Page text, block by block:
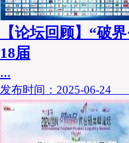
【论坛回顾】“破
18届
...
发布时间：2025-06-